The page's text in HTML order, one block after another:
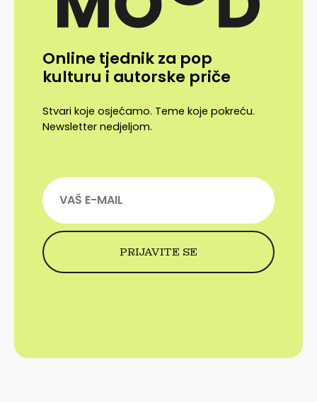
Online tjednik za pop
kulturu i autorske priče
Stvari koje osjećamo. Teme koje pokreću.
Newsletter nedjeljom.